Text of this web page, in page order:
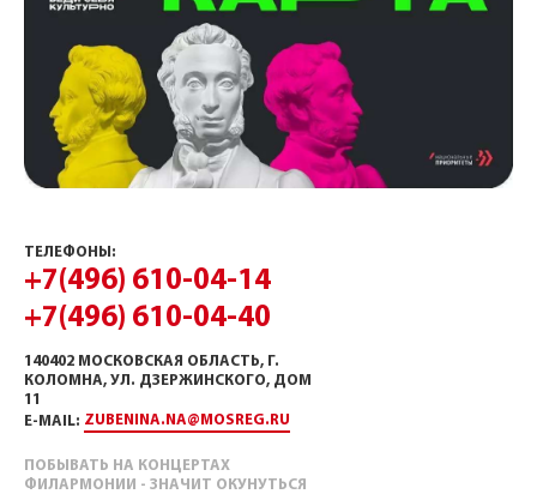
ТЕЛЕФОНЫ:
+7(496) 610-04-14
+7(496) 610-04-40
140402 МОСКОВСКАЯ ОБЛАСТЬ, Г.
КОЛОМНА, УЛ. ДЗЕРЖИНСКОГО, ДОМ
11
E-MAIL: ZUBENINA.NA@MOSREG.RU
ПОБЫВАТЬ НА КОНЦЕРТАХ
ФИЛАРМОНИИ - ЗНАЧИТ ОКУНУТЬСЯ